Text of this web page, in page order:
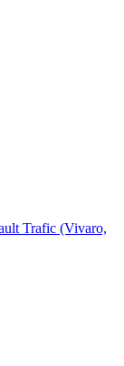
Trafic (Vivaro,